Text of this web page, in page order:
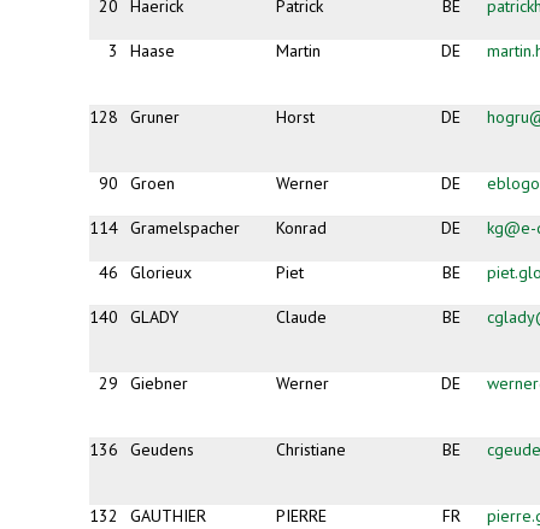
20 Haerick Patrick BE
3 Haase Martin DE
128 Gruner Horst DE
90 Groen Werner DE
114 Gramelspacher Konrad DE
46 Glorieux Piet BE
140 GLADY Claude BE
29 Giebner Werner DE
136 Geudens Christiane BE
132 GAUTHIER PIERRE FR